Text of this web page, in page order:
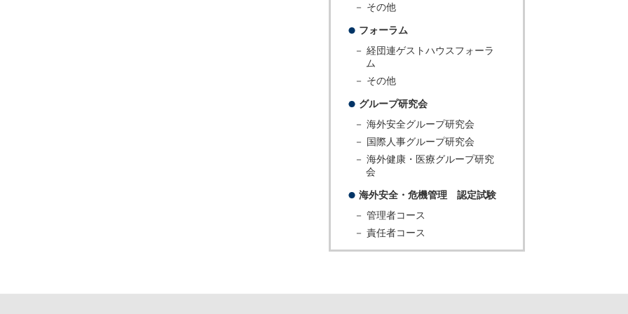
－ その他
フォーラム
－ 経団連ゲストハウスフォーラ
ム
－ その他
グループ研究会
－ 海外安全グループ研究会
－ 国際人事グループ研究会
－ 海外健康・医療グループ研究
会
海外安全・危機管理 認定試験
－ 管理者コース
－ 責任者コース